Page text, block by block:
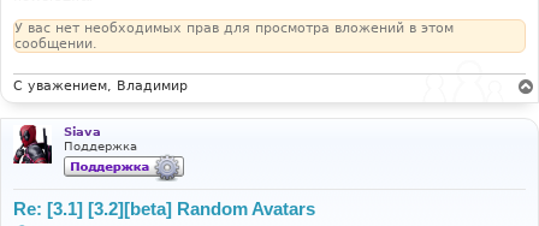
У вас нет необходимых прав для просмотра вложений в этом
сообщении.
С уважением, Владимир
Siava
Поддержка
Re: [3.1] [3.2][beta] Random Avatars